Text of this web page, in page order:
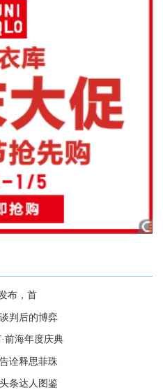
布，首
判后的博弈
前海年度庆典
诠释思菲珠
条达人图鉴